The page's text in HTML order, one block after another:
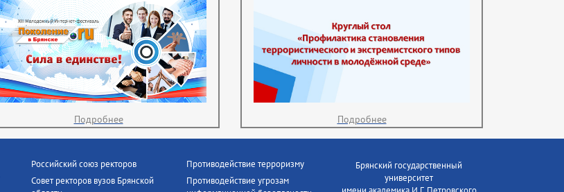
Подробнее Подробнее
Российский союз ректоров
Совет ректоров вузов Брянской
Противодействие терроризму
Противодействие угрозам
Брянский государственный
университет